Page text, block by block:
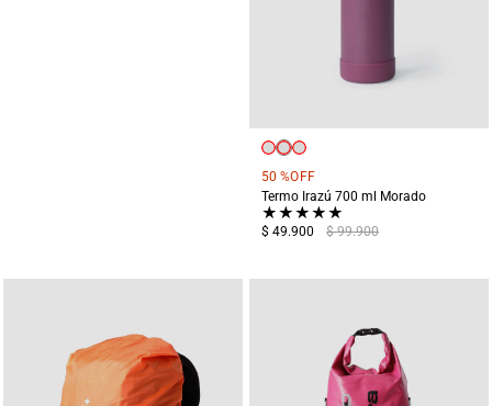
50 %OFF
Termo Irazú 700 ml Morado
★★★★★
$ 49.900 $ 99.900